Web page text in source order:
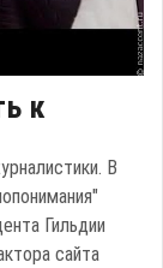
к
В
Гильдии
сайта